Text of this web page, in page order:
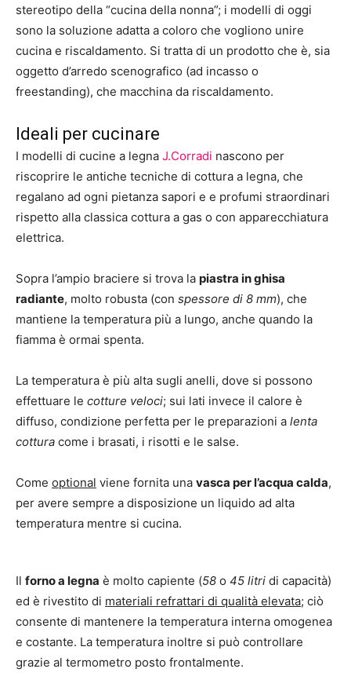
stereotipo della “cucina della nonna”; i modelli di oggi
sono la soluzione adatta a coloro che vogliono unire
cucina e riscaldamento. Si tratta di un prodotto che è, sia
oggetto d’arredo scenografico (ad incasso o
freestanding), che macchina da riscaldamento.
Ideali per cucinare
I modelli di cucine a legna J.Corradi nascono per
riscoprire le antiche tecniche di cottura a legna, che
regalano ad ogni pietanza sapori e e profumi straordinari
rispetto alla classica cottura a gas o con apparecchiatura
elettrica.
Sopra l’ampio braciere si trova la piastra in ghisa
radiante, molto robusta (con spessore di 8 mm), che
mantiene la temperatura più a lungo, anche quando la
fiamma è ormai spenta.
La temperatura è più alta sugli anelli, dove si possono
effettuare le cotture veloci; sui lati invece il calore è
diffuso, condizione perfetta per le preparazioni a lenta
cottura come i brasati, i risotti e le salse.
Come optional viene fornita una vasca per l’acqua calda,
per avere sempre a disposizione un liquido ad alta
temperatura mentre si cucina.
Il forno a legna è molto capiente (58 o 45 litri di capacità)
ed è rivestito di materiali refrattari di qualità elevata; ciò
consente di mantenere la temperatura interna omogenea
e costante. La temperatura inoltre si può controllare
grazie al termometro posto frontalmente.